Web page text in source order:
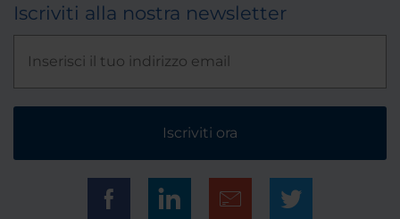
Iscriviti alla nostra newsletter
Iscriviti ora